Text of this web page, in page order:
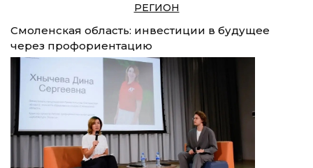
РЕГИОН
Смоленская область: инвестиции в будущее
через профориентацию